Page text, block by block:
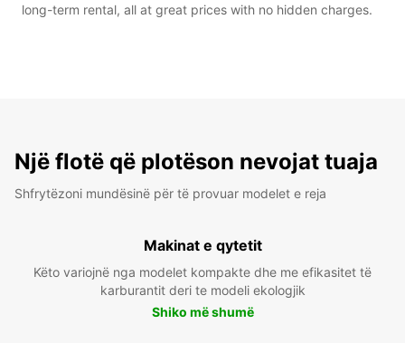
long-term rental, all at great prices with no hidden charges.
Një flotë që plotëson nevojat tuaja
Shfrytëzoni mundësinë për të provuar modelet e reja
Makinat e qytetit
Këto variojnë nga modelet kompakte dhe me efikasitet të
karburantit deri te modeli ekologjik
Shiko më shumë